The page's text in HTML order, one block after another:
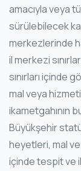
amacıyla veya
sürülebilecek
merkezlerinde
il merkezi
sınırları içinde
mal veya hizmeti
ikametgahının
Büyükşehir
heyetleri, mal ve
içinde tespit ve